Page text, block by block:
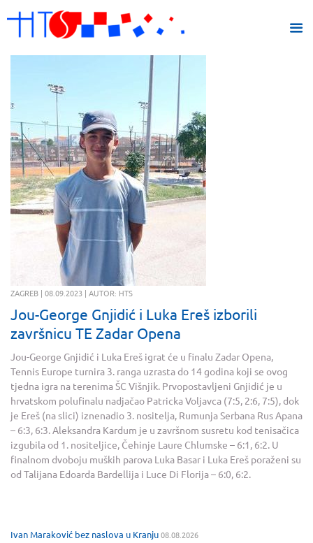
ZAGREB | 08.09.2023 | AUTOR: HTS
Jou-George Gnjidić i Luka Ereš izborili
završnicu TE Zadar Opena
Jou-George Gnjidić i Luka Ereš igrat će u finalu Zadar Opena,
Tennis Europe turnira 3. ranga uzrasta do 14 godina koji se ovog
tjedna igra na terenima ŠC Višnjik. Prvopostavljeni Gnjidić je u
hrvatskom polufinalu nadjačao Patricka Voljavca (7:5, 2:6, 7:5), dok
je Ereš (na slici) iznenadio 3. nositelja, Rumunja Serbana Rus Apana
– 6:3, 6:3. Aleksandra Kardum je u završnom susretu kod tenisačica
izgubila od 1. nositeljice, Čehinje Laure Chlumske – 6:1, 6:2. U
finalnom dvoboju muških parova Luka Basar i Luka Ereš poraženi su
od Talijana Edoarda Bardellija i Luce Di Florija – 6:0, 6:2.
Ivan Maraković bez naslova u Kranju08.08.2026